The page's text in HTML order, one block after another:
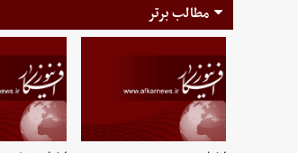
مطالب برتر